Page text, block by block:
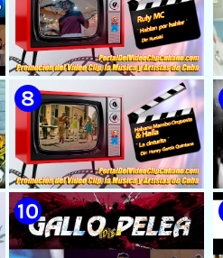
🟡 Bouquet - ¨Dressed Up
Animal¨ 📺 Videoclip - 🎬
Director: Mauricio Figueiral
🟡 Ruly MC || ¨Hablan por
hablar¨ || Realizador: Kuriaki ||
Videoclip || Música Urbana
Cubana || RAP || CUBA